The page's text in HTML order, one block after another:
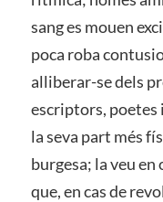
sang es mouen
poca roba
alliberar-se dels
escriptors, poetes
la seva part més
burgesa; la veu
que, en cas de